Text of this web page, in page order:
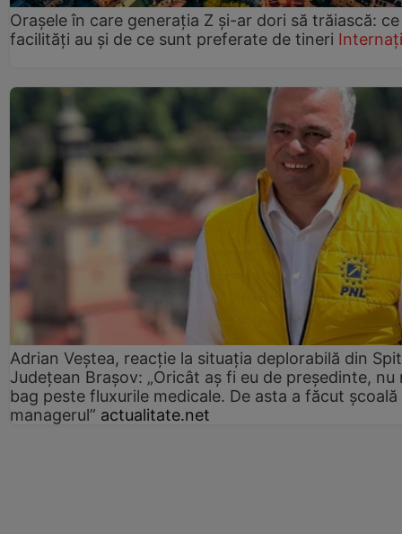
Orașele în care generația Z și-ar dori să trăiască: ce
facilități au și de ce sunt preferate de tineri
Adrian Veștea, reacție la situația deplorabilă din
Județean Brașov: „Oricât aș fi eu de președinte, nu
bag peste fluxurile medicale. De asta a făcut școală
managerul” actualitate.net